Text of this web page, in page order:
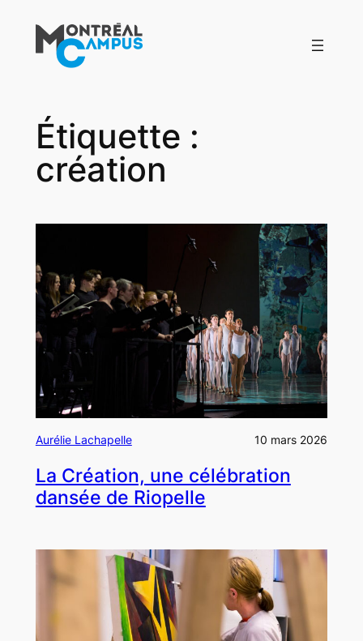
contenu
Étiquette :
création
Aurélie Lachapelle 10 mars 2026
La Création, une célébration
dansée de Riopelle